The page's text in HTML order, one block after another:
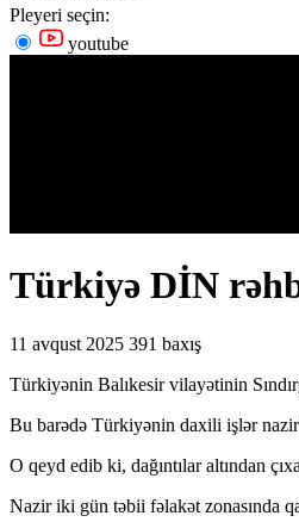
Pleyeri seçin:
youtube
Türkiyə DİN
11 avqust 2025 391 baxış
Türkiyənin Balıkesir vilayətinin
Bu barədə Türkiyənin daxili işlər
O qeyd edib ki, dağıntılar altından
Nazir iki gün təbii fəlakət zonasında